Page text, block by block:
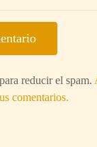
reducir el spam.
comentarios.